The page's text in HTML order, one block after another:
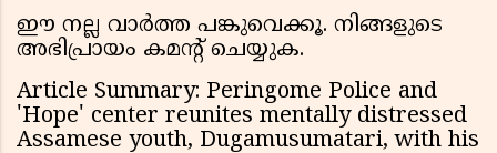
ഈ നല്ല വാർത്ത പങ്കുവെക്കൂ. നിങ്ങളുടെ
അഭിപ്രായം കമൻ്റ് ചെയ്യുക.
Article Summary: Peringome Police and
'Hope' center reunites mentally distressed
Assamese youth, Dugamusumatari, with his